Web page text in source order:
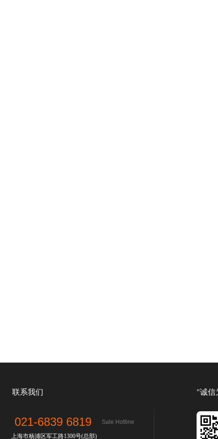
021-6839 6819
上海市杨浦区军工路1300号(总部)
联系我们
Sale Hotline
"诚信